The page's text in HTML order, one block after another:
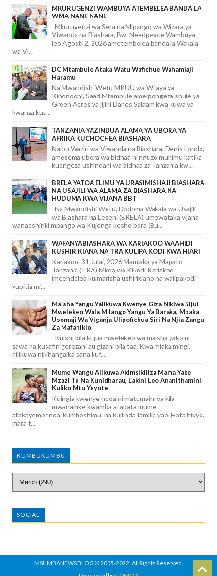
MKURUGENZI WAMBUYA ATEMBELEA BANDA LA
WMA NANE NANE
Mkurugenzi wa Sera na Mipango wa Wizara ya
Viwanda na Biashara, Bw. Needpeace Wambuya
leo Agosti 2, 2026 ametembelea banda la Wakala
wa Vi...
DC Mtambule Ataka Watu Wafichue Wahamiaji
Haramu
Na Mwandishi Wetu MKUU wa Wilaya ya
Kinondoni, Saad Mtambule ameipongeza shule ya
Green Acres ya jijini Dar es Salaam kwa kuwa ya
kwanza kua...
TANZANIA YAZINDUA ALAMA YA UBORA YA
AFRIKA KUCHOCHEA BIASHARA
Naibu Waziri wa Viwanda na Biashara, Denis Londo,
amesema ubora wa bidhaa ni nguzo muhimu katika
kuongeza ushindani wa bidhaa za Tanzania kw...
BRELA YATOA ELIMU YA URASIMISHAJI BIASHARA
NA USAJILI WA ALAMA ZA BIASHARA NA
HUDUMA KWA VIJANA BBT
Na Mwandishi Wetu, Dodoma Wakala wa Usajili
wa Biashara na Leseni (BRELA) umewataka vijana
wanaoshiriki mpango wa Kujenga kesho bora (Bu...
WAFANYABIASHARA WA KARIAKOO WAAHIDI
KUSHIRIKIANA NA TRA KULIPA KODI KWA HIARI
Kariakoo, 31 Julai, 2026 Mamlaka ya Mapato
Tanzania (TRA) Mkoa wa Kikodi Kariakoo
imeendelea kuimarisha ushirikiano na walipakodi
kupitia mi...
Maisha Yangu Yalikuwa Kwenye Giza Nikiwa Sijui
Mwelekeo Wala Milango Yangu Ya Baraka, Mpaka
Usomaji Wa Viganja Ulipofichua Siri Na Njia Zangu
Za Mafanikio
Kuishi bila kujua mwelekeo wa maisha yako ni
sawa na kusafiri gerezani au gizani bila taa. Kwa miaka mingi,
nilikuwa nikihangaika sana kuf...
Mume Wangu Alikuwa Akimsikiliza Mama Yake
Mzazi Tu Na Kunidharau, Lakini Leo Ananithamini
Kuliko Mtu Yeyote
Kuingia kwenye ndoa ni matumaini ya kila
mwanamke kwamba atapata mume
atakayempenda, kumheshimu, na kuilinda familia yao. Hata hivyo,
mara t...
KUMBUKUMBU
SOCIAL
MSUMBANEWS BLOG © 2005-2022. All Rights Reserved.